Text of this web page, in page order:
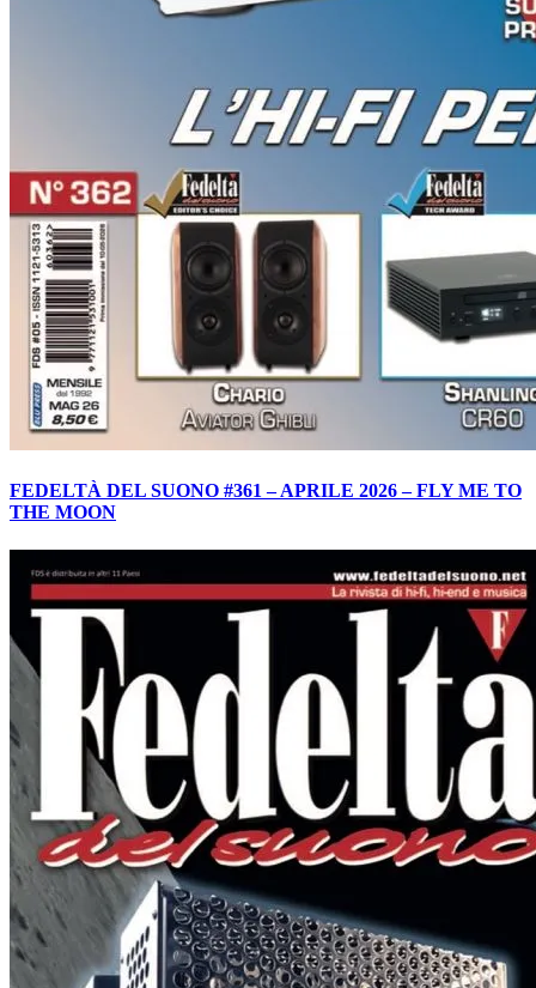
FEDELTÀ DEL SUONO #361 – APRILE 2026 – FLY ME TO
THE MOON